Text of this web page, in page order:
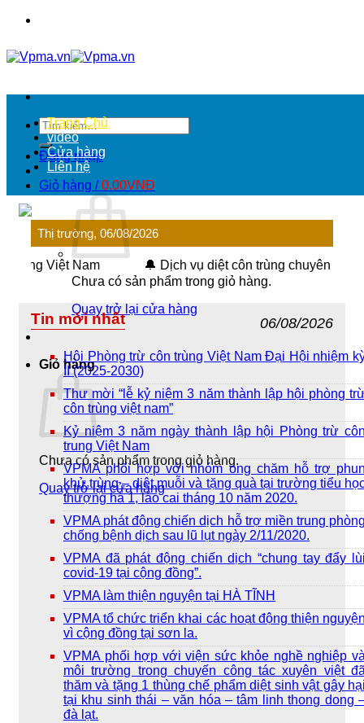
Chuyển
nội
dung
Tìm
kiếm:
Đăng nhập
Giỏ hàng /0.00VNĐ
Chưa có sản phẩm trong giỏ hàng.
Quay trở lại cửa hàng
Giỏ hàng
Chưa có sản phẩm trong giỏ hàng.
Quay trở lại cửa hàng
Trang Chủ
video
Cửa hàng
Liên hệ
Thị trường, 06/08/2026
Việt Nam 🔔 Dịch vụ diệt côn trùng chuyên nghiệp
Tin mới nhất 06/08/2026
Hội Phòng trừ côn trùng Việt Nam Đại Hội nhiệm
II (2025-2030)
Thư mời “lễ kỷ niệm 3 năm thành lập hội phòng
côn trùng việt nam”
Kỷ niệm 3 năm ngày thành lập hội Phòng trừ
trung Việt Nam
VPMA phối hợp với nhóm ong chăm hỗ trợ
khử trùng – diệt muỗi và tặng quà tại trường tiểu
thượng hà 1, lào cai tháng 10 năm 2020.
VPMA phát động chiến dịch hỗ trợ miền trung
chống bệnh dịch sau lũ lụt ngày 2/11/2020.
VPMA đã phát động chiến dịch “chung tay đẩy
covid-19 tại cộng đồng”.
VPMA làm thiện nguyện tại HÀ TĨNH
VPMA tổ chức triển khai các hoạt động thiện
vì cộng đồng tại sơn la.
VPMA phối hợp với viện sức khỏe nghề nghiệp
môi trường trong chuyến công tác xuyên việt
thăm và tặng 1 thùng chế phẩm diệt sinh vật gây
tại khu sinh thái – văn hóa – tâm linh thong dong
đà lạt.